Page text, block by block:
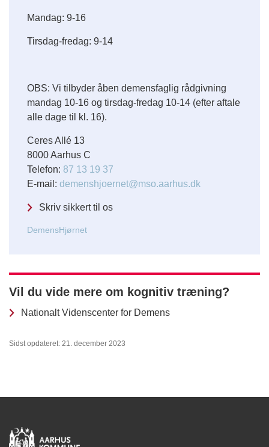
Mandag: 9-16
Tirsdag-fredag: 9-14
OBS: Vi tilbyder åben demensfaglig rådgivning
mandag 10-16 og tirsdag-fredag 10-14 (efter aftale
alle dage til kl. 16).
Ceres Allé 13
8000 Aarhus C
Telefon: 87 13 19 37
E-mail: demenshjoernet@mso.aarhus.dk
Skriv sikkert til os
DemensHjørnet
Vil du vide mere om kognitiv træning?
Nationalt Videnscenter for Demens
Sidst opdateret: 21. december 2023